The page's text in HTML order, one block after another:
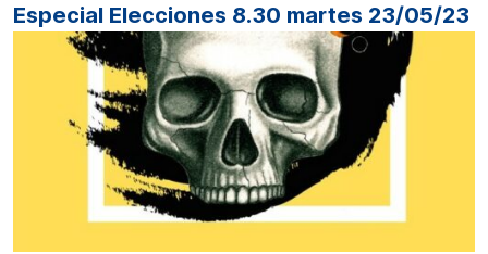
Especial Elecciones 8.30 martes 23/05/23